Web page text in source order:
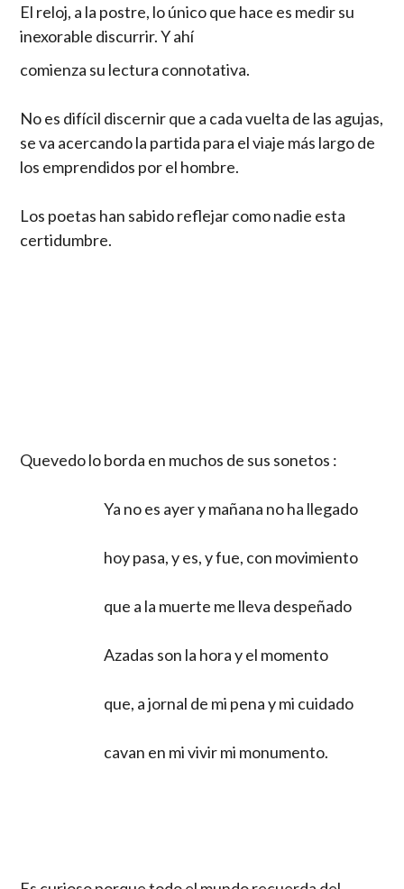
El reloj, a la postre, lo único que hace es medir su
inexorable discurrir. Y ahí
comienza su lectura connotativa.
No es difícil discernir que a cada vuelta de las agujas,
se va acercando la partida para el viaje más largo de
los emprendidos por el hombre.
Los poetas han sabido reflejar como nadie esta
certidumbre.
Quevedo lo borda en muchos de sus sonetos :
Ya no es ayer y mañana no ha llegado
hoy pasa, y es, y fue, con movimiento
que a la muerte me lleva despeñado
Azadas son la hora y el momento
que, a jornal de mi pena y mi cuidado
cavan en mi vivir mi monumento.